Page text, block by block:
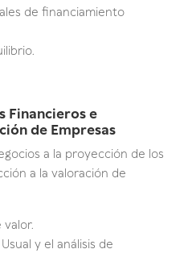
de financiamiento
Financieros e
de Empresas
a la proyección de los
a la valoración de
valor.
y el análisis de